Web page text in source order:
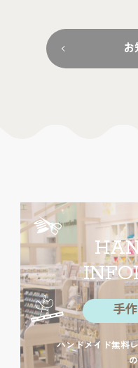
手
ハンドメイド無料